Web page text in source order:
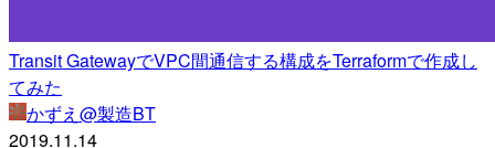
Transit GatewayでVPC間通信する構成をTerraformで作成し
てみた
かずえ@製造BT
2019.11.14